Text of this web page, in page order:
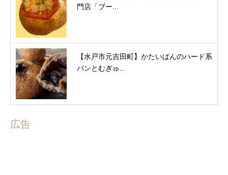
門店「ブー...
【水戸市元吉田町】かたいぱんのハード系
パンとむぎゅ...
広告